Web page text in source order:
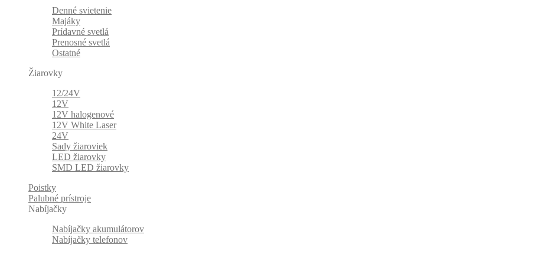
Denné svietenie
Majáky
Prídavné svetlá
Prenosné svetlá
Ostatné
Žiarovky
12/24V
12V
12V halogenové
12V White Laser
24V
Sady žiaroviek
LED žiarovky
SMD LED žiarovky
Poistky
Palubné prístroje
Nabíjačky
Nabíjačky akumulátorov
Nabíjačky telefonov